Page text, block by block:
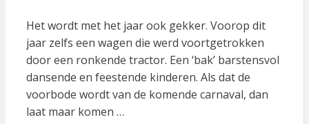
Het wordt met het jaar ook gekker. Voorop dit
jaar zelfs een wagen die werd voortgetrokken
door een ronkende tractor. Een ‘bak’ barstensvol
dansende en feestende kinderen. Als dat de
voorbode wordt van de komende carnaval, dan
laat maar komen …